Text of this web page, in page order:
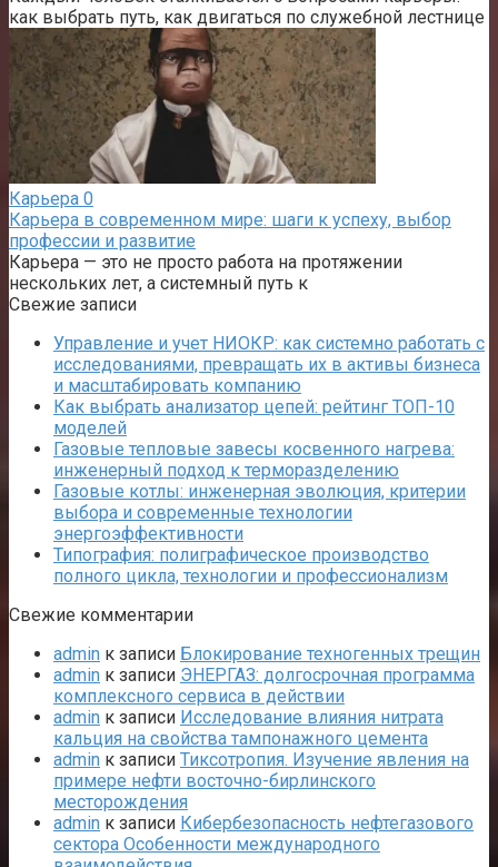
как выбрать путь, как двигаться по служебной лестнице
Карьера 0
Карьера в современном мире: шаги к успеху, выбор
профессии и развитие
Карьера — это не просто работа на протяжении
нескольких лет, а системный путь к
Свежие записи
Управление и учет НИОКР: как системно работать с
исследованиями, превращать их в активы бизнеса
и масштабировать компанию
Как выбрать анализатор цепей: рейтинг ТОП-10
моделей
Газовые тепловые завесы косвенного нагрева:
инженерный подход к терморазделению
Газовые котлы: инженерная эволюция, критерии
выбора и современные технологии
энергоэффективности
Типография: полиграфическое производство
полного цикла, технологии и профессионализм
Свежие комментарии
admin к записи Блокирование техногенных трещин
admin к записи ЭНЕРГАЗ: долгосрочная программа
комплексного сервиса в действии
admin к записи Исследование влияния нитрата
кальция на свойства тампонажного цемента
admin к записи Тиксотропия. Изучение явления на
примере нефти восточно-бирлинского
месторождения
admin к записи Кибербезопасность нефтегазового
сектора Особенности международного